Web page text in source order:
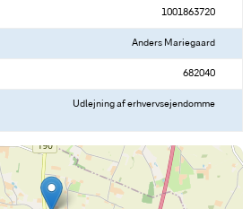
1001863720
Anders Mariegaard
682040
Udlejning af erhvervsejendomme